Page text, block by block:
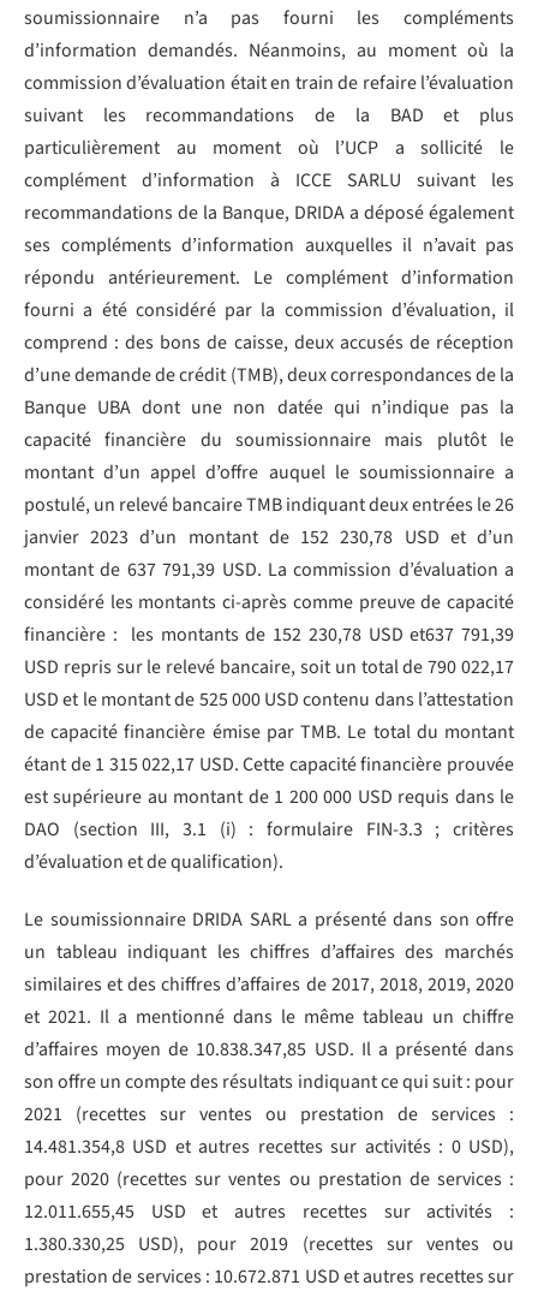
soumissionnaire n’a pas fourni les compléments
d’information demandés. Néanmoins, au moment où la
commission d’évaluation était en train de refaire l’évaluation
suivant les recommandations de la BAD et plus
particulièrement au moment où l’UCP a sollicité le
complément d’information à ICCE SARLU suivant les
recommandations de la Banque, DRIDA a déposé également
ses compléments d’information auxquelles il n’avait pas
répondu antérieurement. Le complément d’information
fourni a été considéré par la commission d’évaluation, il
comprend : des bons de caisse, deux accusés de réception
d’une demande de crédit (TMB), deux correspondances de la
Banque UBA dont une non datée qui n’indique pas la
capacité financière du soumissionnaire mais plutôt le
montant d’un appel d’offre auquel le soumissionnaire a
postulé, un relevé bancaire TMB indiquant deux entrées le 26
janvier 2023 d’un montant de 152 230,78 USD et d’un
montant de 637 791,39 USD. La commission d’évaluation a
considéré les montants ci-après comme preuve de capacité
financière : les montants de 152 230,78 USD et637 791,39
USD repris sur le relevé bancaire, soit un total de 790 022,17
USD et le montant de 525 000 USD contenu dans l’attestation
de capacité financière émise par TMB. Le total du montant
étant de 1 315 022,17 USD. Cette capacité financière prouvée
est supérieure au montant de 1 200 000 USD requis dans le
DAO (section III, 3.1 (i) : formulaire FIN-3.3 ; critères
d’évaluation et de qualification).
Le soumissionnaire DRIDA SARL a présenté dans son offre
un tableau indiquant les chiffres d’affaires des marchés
similaires et des chiffres d’affaires de 2017, 2018, 2019, 2020
et 2021. Il a mentionné dans le même tableau un chiffre
d’affaires moyen de 10.838.347,85 USD. Il a présenté dans
son offre un compte des résultats indiquant ce qui suit : pour
2021 (recettes sur ventes ou prestation de services :
14.481.354,8 USD et autres recettes sur activités : 0 USD),
pour 2020 (recettes sur ventes ou prestation de services :
12.011.655,45 USD et autres recettes sur activités :
1.380.330,25 USD), pour 2019 (recettes sur ventes ou
prestation de services : 10.672.871 USD et autres recettes sur